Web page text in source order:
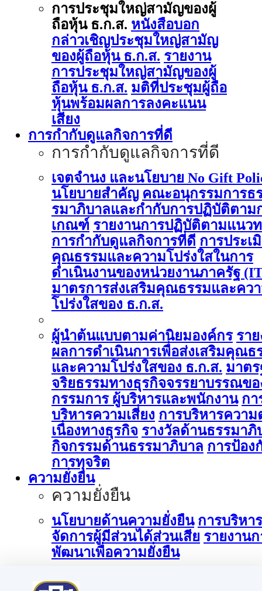
การประชุมใหญ่สามัญของผู้
ถือหุ้น ธ.ก.ส. หนังสือบอก
กล่าวเชิญประชุมใหญ่สามัญ
ของผู้ถือหุ้น ธ.ก.ส. รายงาน
การประชุมใหญ่สามัญของผู้
ถือหุ้น ธ.ก.ส. มติที่ประชุมผู้ถือ
หุ้นพร้อมผลการลงคะแนน
เสียง
การกำกับดูแลกิจการที่ดี
การกำกับดูแลกิจการที่ดี
เจตจำนง และนโยบาย No Gift
นโยบายสำคัญ คณะอนุกรรมการธ
รมาภิบาลและกำกับการปฏิบัติตาม
เกณฑ์ รายงานการปฏิบัติตามแนว
การกำกับดูแลกิจการที่ดี การประเ
คุณธรรมและความโปร่งใสในการ
ดำเนินงานของหน่วยงานภาครัฐ
มาตรการส่งเสริมคุณธรรมและคว
โปร่งใสของ ธ.ก.ส.
ผู้นำต้นแบบตามค่านิยมองค์กร รา
ผลการดำเนินการเพื่อส่งเสริมคุณธ
และความโปร่งใสของ ธ.ก.ส. มาต
จริยธรรมทางธุรกิจจรรยาบรรณขอ
กรรมการ ผู้บริหารและพนักงาน กา
บริหารความเสี่ยง การบริหารความ
เนื่องทางธุรกิจ รางวัลด้านธรรมาภิ
กิจกรรมด้านธรรมาภิบาล การป้อง
การทุจริต
ความยั่งยืน
ความยั่งยืน
นโยบายด้านความยั่งยืน การบริหาร
จัดการผู้มีส่วนได้ส่วนเสีย รายงานก
พัฒนาเพื่อความยั่งยืน
การบริหารจัดการด้านนวัตกรรม